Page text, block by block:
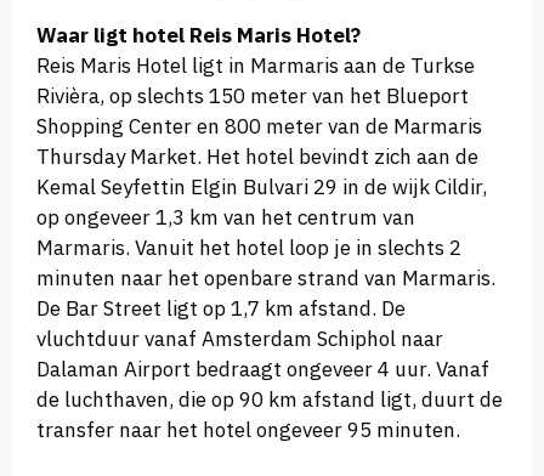
Waar ligt hotel Reis Maris Hotel?
Reis Maris Hotel ligt in Marmaris aan de Turkse
Rivièra, op slechts 150 meter van het Blueport
Shopping Center en 800 meter van de Marmaris
Thursday Market. Het hotel bevindt zich aan de
Kemal Seyfettin Elgin Bulvari 29 in de wijk Cildir,
op ongeveer 1,3 km van het centrum van
Marmaris. Vanuit het hotel loop je in slechts 2
minuten naar het openbare strand van Marmaris.
De Bar Street ligt op 1,7 km afstand. De
vluchtduur vanaf Amsterdam Schiphol naar
Dalaman Airport bedraagt ongeveer 4 uur. Vanaf
de luchthaven, die op 90 km afstand ligt, duurt de
transfer naar het hotel ongeveer 95 minuten.